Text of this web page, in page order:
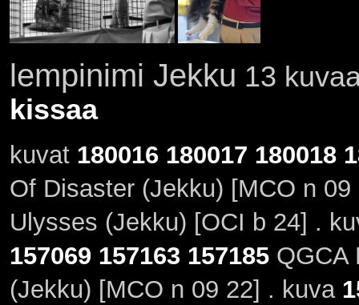
lempinimi Jekku 13
kissaa
kuvat 180016 180017 180018
Of Disaster (Jekku) [MCO n
Ulysses (Jekku) [OCI b 24] .
157069 157163 157185QGCA
(Jekku) [MCO n 09 22] . kuva